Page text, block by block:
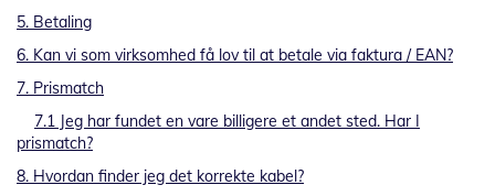
5. Betaling
6. Kan vi som virksomhed få lov til at betale via faktura / EAN?
7. Prismatch
7.1 Jeg har fundet en vare billigere et andet sted. Har I
prismatch?
8. Hvordan finder jeg det korrekte kabel?